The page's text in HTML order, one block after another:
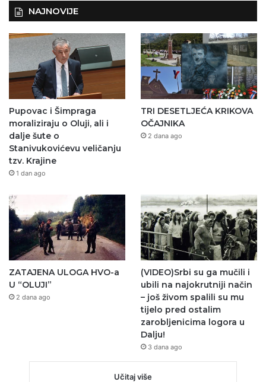
NAJNOVIJE
Pupovac i Šimpraga
moraliziraju o Oluji, ali i
dalje šute o
Stanivukovićevu veličanju
tzv. Krajine
1 dan ago
TRI DESETLJEĆA KRIKOVA
OČAJNIKA
2 dana ago
ZATAJENA ULOGA HVO-a
U “OLUJI”
2 dana ago
(VIDEO)Srbi su ga mučili i
ubili na najokrutniji način
– još živom spalili su mu
tijelo pred ostalim
zarobljenicima logora u
Dalju!
3 dana ago
Učitaj više